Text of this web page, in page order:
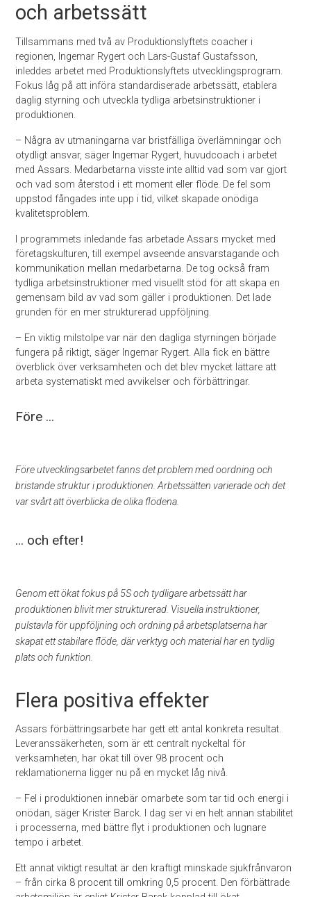
och arbetssätt
Tillsammans med två av Produktionslyftets coacher i
regionen, Ingemar Rygert och Lars-Gustaf Gustafsson,
inleddes arbetet med Produktionslyftets utvecklingsprogram.
Fokus låg på att införa standardiserade arbetssätt, etablera
daglig styrning och utveckla tydliga arbetsinstruktioner i
produktionen.
– Några av utmaningarna var bristfälliga överlämningar och
otydligt ansvar, säger Ingemar Rygert, huvudcoach i arbetet
med Assars. Medarbetarna visste inte alltid vad som var gjort
och vad som återstod i ett moment eller flöde. De fel som
uppstod fångades inte upp i tid, vilket skapade onödiga
kvalitetsproblem.
I programmets inledande fas arbetade Assars mycket med
företagskulturen, till exempel avseende ansvarstagande och
kommunikation mellan medarbetarna. De tog också fram
tydliga arbetsinstruktioner med visuellt stöd för att skapa en
gemensam bild av vad som gäller i produktionen. Det lade
grunden för en mer strukturerad uppföljning.
– En viktig milstolpe var när den dagliga styrningen började
fungera på riktigt, säger Ingemar Rygert. Alla fick en bättre
överblick över verksamheten och det blev mycket lättare att
arbeta systematiskt med avvikelser och förbättringar.
Före ...
Före utvecklingsarbetet fanns det problem med oordning och
bristande struktur i produktionen. Arbetssätten varierade och det
var svårt att överblicka de olika flödena.
... och efter!
Genom ett ökat fokus på 5S och tydligare arbetssätt har
produktionen blivit mer strukturerad. Visuella instruktioner,
pulstavla för uppföljning och ordning på arbetsplatserna har
skapat ett stabilare flöde, där verktyg och material har en tydlig
plats och funktion.
Flera positiva effekter
Assars förbättringsarbete har gett ett antal konkreta resultat.
Leveranssäkerheten, som är ett centralt nyckeltal för
verksamheten, har ökat till över 98 procent och
reklamationerna ligger nu på en mycket låg nivå.
– Fel i produktionen innebär omarbete som tar tid och energi i
onödan, säger Krister Barck. I dag ser vi en helt annan stabilitet
i processerna, med bättre flyt i produktionen och lugnare
tempo i arbetet.
Ett annat viktigt resultat är den kraftigt minskade sjukfrånvaron
– från cirka 8 procent till omkring 0,5 procent. Den förbättrade